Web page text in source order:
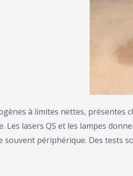
à limites nettes, présentes
lasers QS et les lampes
souvent périphérique. Des tests